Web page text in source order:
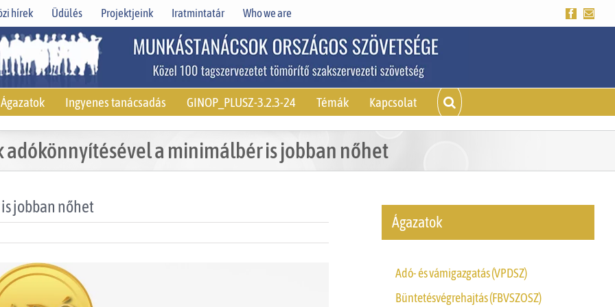
hírek Üdülés Projektjeink Iratmintatár Who we are Facebook
Ágazatok Ingyenes tanácsadás GINOP_PLUSZ-3.2.3-24 Témák Kapcsolat
adókönnyítésével a minimálbér is jobban nőhet
jobban nőhet
Ágazatok
Adó- és vámigazgatás (VPDSZ)
Büntetésvégrehajtás (FBVSZOSZ)